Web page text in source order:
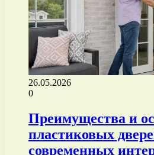
26.05.2026
0
Преимущества и
пластиковых
современных